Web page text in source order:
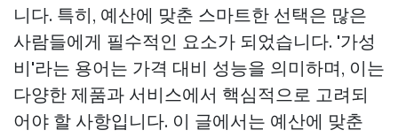
니다. 특히, 예산에 맞춘 스마트한 선택은 많은
사람들에게 필수적인 요소가 되었습니다. '가성
비'라는 용어는 가격 대비 성능을 의미하며, 이는
다양한 제품과 서비스에서 핵심적으로 고려되
어야 할 사항입니다. 이 글에서는 예산에 맞춘